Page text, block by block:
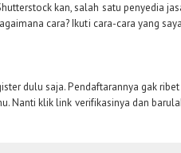
kan, salah satu penyedia
cara? Ikuti cara-cara yang
dulu saja. Pendaftarannya gak
Nanti klik link verifikasinya dan